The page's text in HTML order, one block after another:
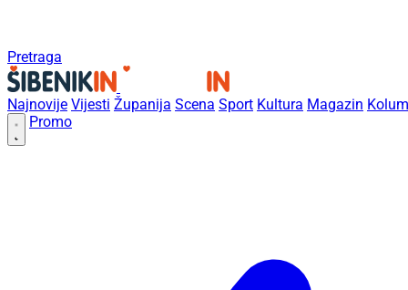
Pretraga
Najnovije Vijesti Županija Scena Sport Kultura Magazin
Promo